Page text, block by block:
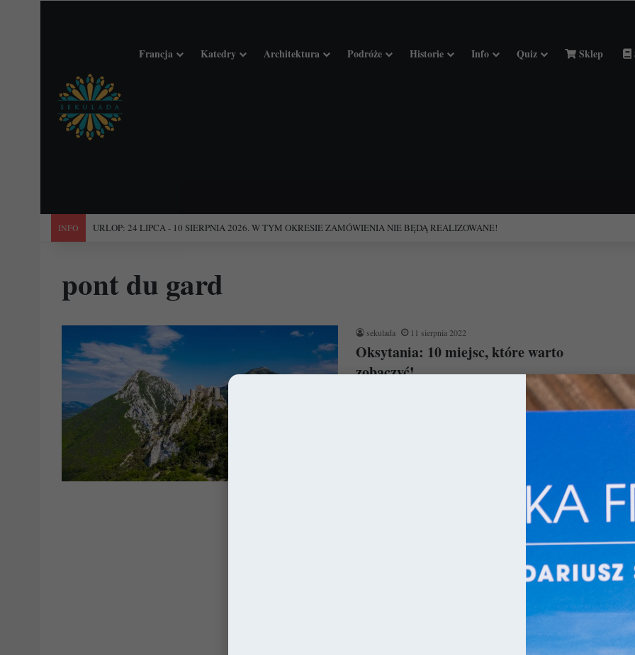
Francja Katedry Architektura Podróże Historie Info Quiz Sklep
INFO "Święta Francja". Przewodnik po 101 średniowiecznych kościołach Francji.
pont du gard
sekulada 11 sierpnia 2022
Oksytania: 10 miejsc, które warto
zobaczyć!
W związku z tym, że dzisiejsza Francja w rzeczywistości składa
się z dziesiątek księstw / królestw czy krain historycznych, jej…